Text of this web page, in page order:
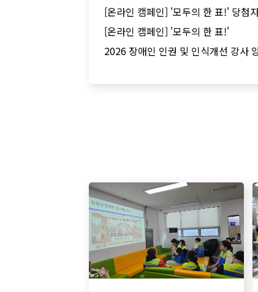
[온라인 캠페인] '모두의 한 표!' 당첨
[온라인 캠페인] '모두의 한 표!'
2026 장애인 인권 및 인식개선 강사